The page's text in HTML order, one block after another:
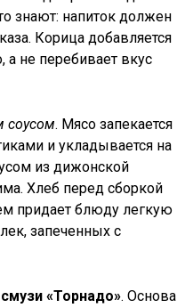
знают: напиток должен
Корица добавляется
а не перебивает вкус
соусом. Мясо запекается
и укладывается на
из дижонской
Хлеб перед сборкой
придает блюду легкую
запеченных с
«Торнадо». Основа